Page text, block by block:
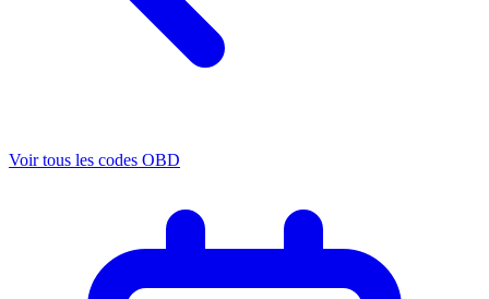
Voir tous les codes OBD